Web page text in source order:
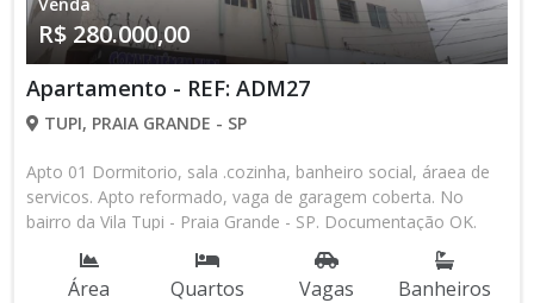
R$ 280.000,00
Apartamento - REF: ADM27
TUPI, PRAIA GRANDE - SP
Apto 01 Dormitorio, sala .cozinha, banheiro social, áraea de
servicos. Apto reformado, vaga de garagem coberta. No
bairro da Vila Tupi - Praia Grande - SP. Documentação OK.
Área
Quartos
Vagas
Banheiros